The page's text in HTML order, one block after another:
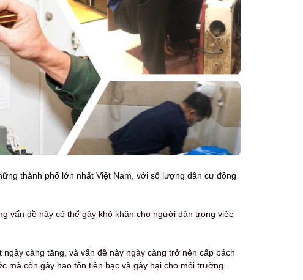
thành phố lớn nhất Việt Nam, với số lượng dân cư đông
vấn đề này có thể gây khó khăn cho người dân trong việc
càng tăng, và vấn đề này ngày càng trở nên cấp bách
mà còn gây hao tốn tiền bạc và gây hại cho môi trường.